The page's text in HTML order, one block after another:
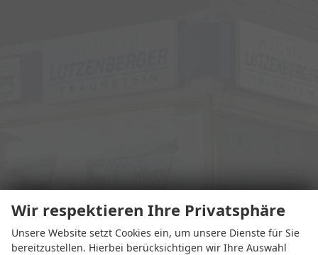
Wir respektieren Ihre Privatsphäre
Unsere Website setzt Cookies ein, um unsere Dienste für Sie
bereitzustellen. Hierbei berücksichtigen wir Ihre Auswahl